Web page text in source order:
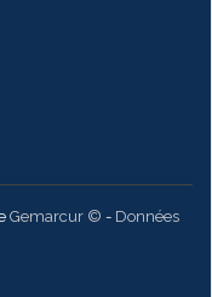
Gemarcur © - Données